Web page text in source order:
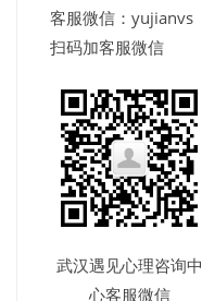
客服微信：yujianvs
扫码加客服微信
武汉遇见心理咨询中
心客服微信